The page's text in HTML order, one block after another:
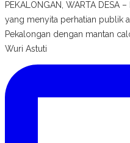
PEKALONGAN, WARTA DESA
yang menyita perhatian publik
Pekalongan dengan mantan
Wuri Astuti